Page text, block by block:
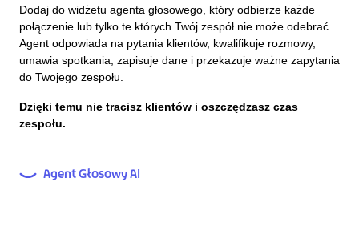
Dodaj do widżetu agenta głosowego, który odbierze każde
połączenie lub tylko te których Twój zespół nie może odebrać.
Agent odpowiada na pytania klientów, kwalifikuje rozmowy,
umawia spotkania, zapisuje dane i przekazuje ważne zapytania
do Twojego zespołu.
Dzięki temu nie tracisz klientów i oszczędzasz czas
zespołu.
Agent Głosowy AI